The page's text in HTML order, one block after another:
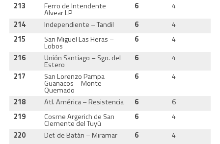
213
Ferro de Intendente
Alvear LP
6 4
214
Independiente – Tandil 6 4
215
San Miguel Las Heras –
Lobos
6 4
216
Unión Santiago – Sgo. del
Estero
6 4
217
San Lorenzo Pampa
Guanacos – Monte
Quemado
6 4
218 Atl. América – Resistencia 6 6
219
Cosme Argerich de San
Clemente del Tuyú
6 4
220
Def. de Batán – Miramar 6 4